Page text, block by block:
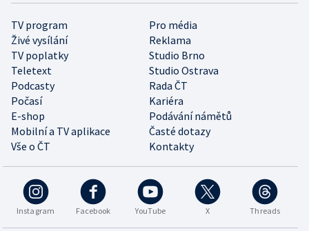
TV program
Pro média
Živé vysílání
Reklama
TV poplatky
Studio Brno
Teletext
Studio Ostrava
Podcasty
Rada ČT
Počasí
Kariéra
E-shop
Podávání námětů
Mobilní a TV aplikace
Časté dotazy
Vše o ČT
Kontakty
Instagram Facebook YouTube X Threads